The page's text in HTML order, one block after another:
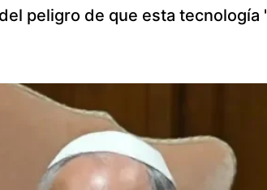
peligro de que esta